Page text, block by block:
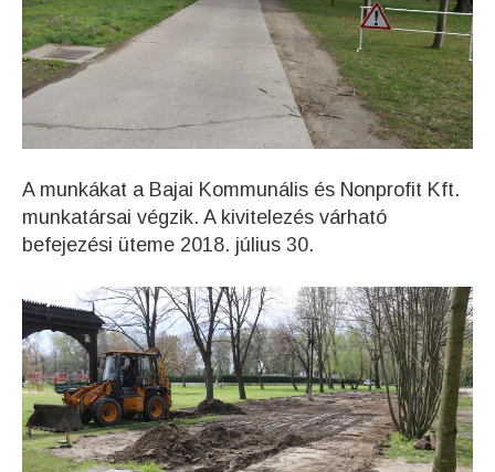
A munkákat a Bajai Kommunális és Nonprofit Kft.
munkatársai végzik. A kivitelezés várható
befejezési üteme 2018. július 30.